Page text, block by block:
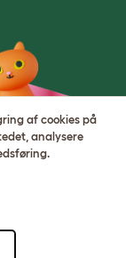
af cookies på
analysere